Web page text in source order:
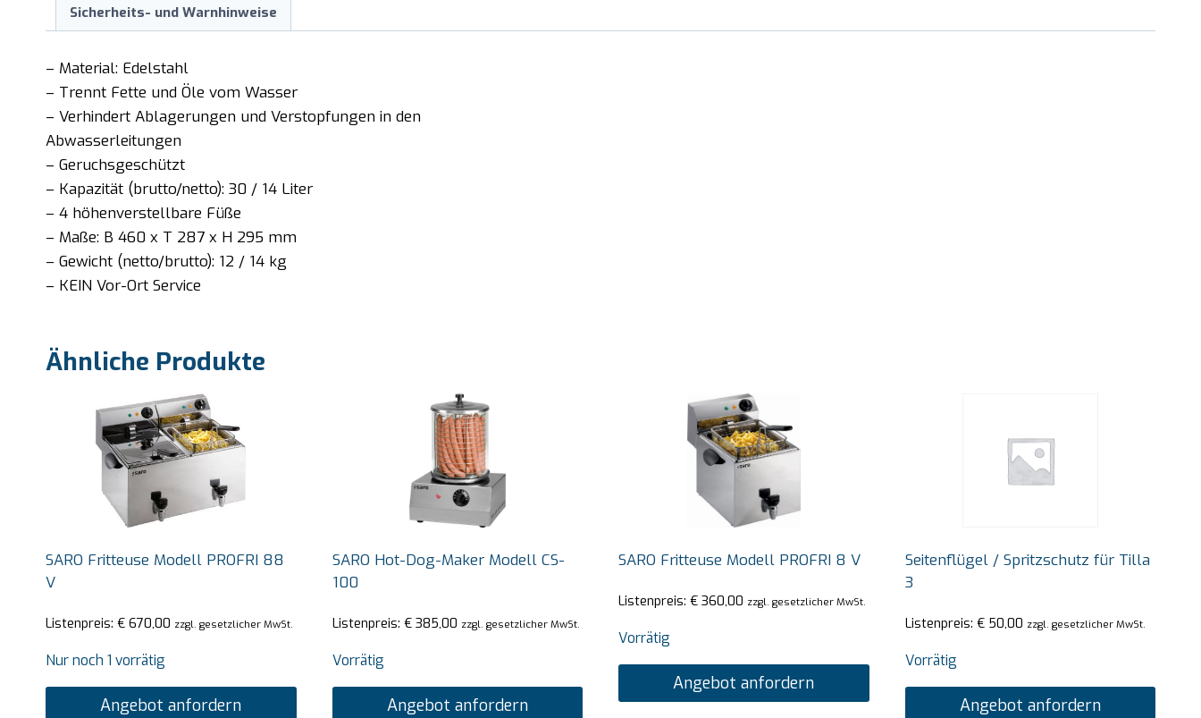
Sicherheits- und Warnhinweise
– Material: Edelstahl
– Trennt Fette und Öle vom Wasser
– Verhindert Ablagerungen und Verstopfungen in den
Abwasserleitungen
– Geruchsgeschützt
– Kapazität (brutto/netto): 30 / 14 Liter
– 4 höhenverstellbare Füße
– Maße: B 460 x T 287 x H 295 mm
– Gewicht (netto/brutto): 12 / 14 kg
– KEIN Vor-Ort Service
Ähnliche Produkte
SARO Fritteuse Modell PROFRI 88
V
Listenpreis: € 670,00 zzgl. gesetzlicher MwSt.
Nur noch 1 vorrätig
Angebot anfordern
SARO Hot-Dog-Maker Modell CS-
100
Listenpreis: €385,00 zzgl. gesetzlicher MwSt.
Vorrätig
Angebot anfordern
SARO Fritteuse Modell PROFRI 8 V
Listenpreis: € 360,00 zzgl. gesetzlicher MwSt.
Vorrätig
Angebot anfordern
Seitenflügel / Spritzschutz für Tilla
3
Listenpreis: €50,00 zzgl. gesetzlicher MwSt.
Vorrätig
Angebot anfordern